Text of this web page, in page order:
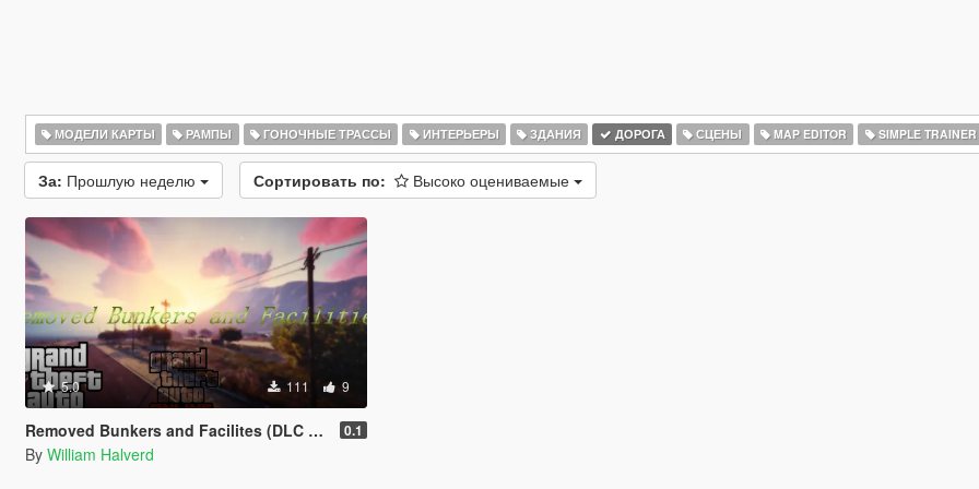
МОДЕЛИ КАРТЫ РАМПЫ ГОНОЧНЫЕ ТРАССЫ ИНТЕРЬЕРЫ ЗДАНИЯ ДОРОГА СЦЕНЫ MAP EDITOR SIMPLE TRAINER
За: Прошлую неделю Сортировать по: Высоко оцениваемые
5.0 111 9
Removed Bunkers and Facilites (DLC add-on) 0.1
By William Halverd